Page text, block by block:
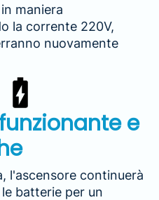
maniera
la corrente 220V,
nuovamente
e
l'ascensore continuerà
batterie per un